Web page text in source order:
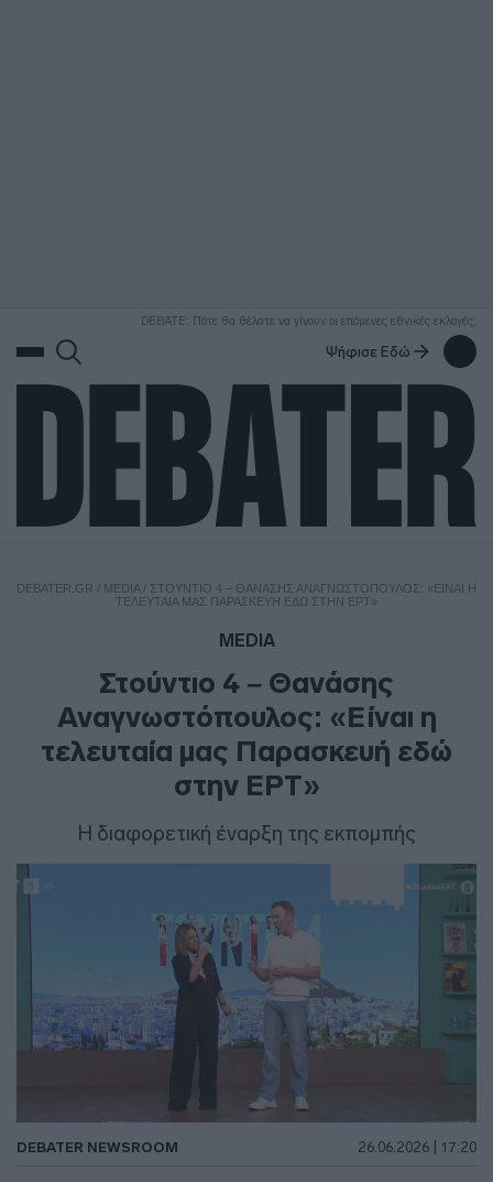
DEBATE: Πότε θα θέλατε να γίνουν οι επόμενες εθνικές εκλογές;
Ψήφισε Εδώ
DEBATER.GR / MEDIA/ ΣΤΟΎΝΤΙΟ 4 – ΘΑΝΆΣΗΣ ΑΝΑΓΝΩΣΤΌΠΟΥΛΟΣ: «ΕΊΝΑΙ Η
ΤΕΛΕΥΤΑΊΑ ΜΑΣ ΠΑΡΑΣΚΕΥΉ ΕΔΏ ΣΤΗΝ ΕΡΤ»
MEDIA
Στούντιο 4 – Θανάσης
Αναγνωστόπουλος: «Είναι η
τελευταία μας Παρασκευή εδώ
στην ΕΡΤ»
Η διαφορετική έναρξη της εκπομπής
DEBATER NEWSROOM 26.06.2026 | 17:20